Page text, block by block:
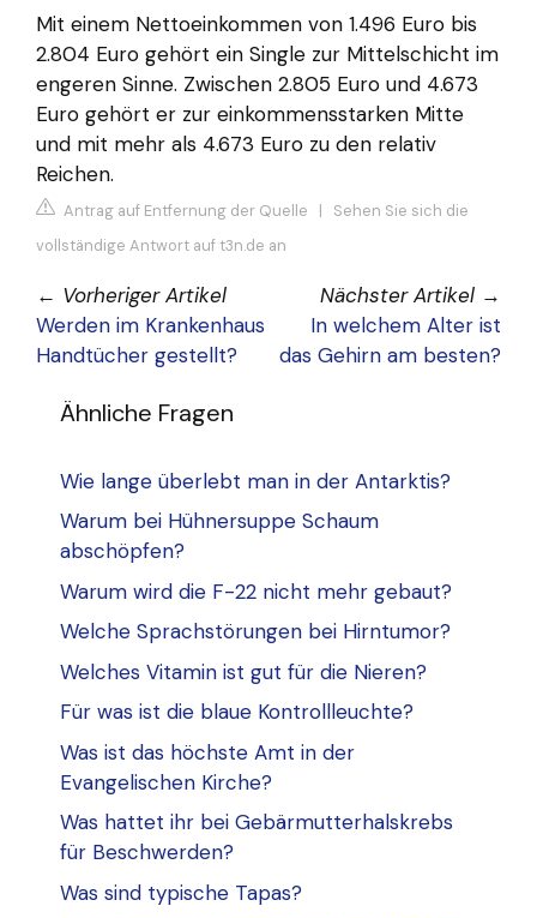
Mit einem Nettoeinkommen von 1.496 Euro bis
2.804 Euro gehört ein Single zur Mittelschicht im
engeren Sinne. Zwischen 2.805 Euro und 4.673
Euro gehört er zur einkommensstarken Mitte
und mit mehr als 4.673 Euro zu den relativ
Reichen.
Antrag auf Entfernung der Quelle | Sehen Sie sich die
vollständige Antwort auf t3n.de an
← Vorheriger Artikel
Werden im Krankenhaus
Handtücher gestellt?
Nächster Artikel →
In welchem Alter ist
das Gehirn am besten?
Ähnliche Fragen
Wie lange überlebt man in der Antarktis?
Warum bei Hühnersuppe Schaum
abschöpfen?
Warum wird die F-22 nicht mehr gebaut?
Welche Sprachstörungen bei Hirntumor?
Welches Vitamin ist gut für die Nieren?
Für was ist die blaue Kontrollleuchte?
Was ist das höchste Amt in der
Evangelischen Kirche?
Was hattet ihr bei Gebärmutterhalskrebs
für Beschwerden?
Was sind typische Tapas?